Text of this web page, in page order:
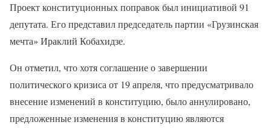
Проект конституционных поправок был инициативой 91
депутата. Его представил председатель партии «Грузинская
мечта» Ираклий Кобахидзе.
Он отметил, что хотя соглашение о завершении
политического кризиса от 19 апреля, что предусматривало
внесение изменений в конституцию, было аннулировано,
предложенные изменения в конституцию являются